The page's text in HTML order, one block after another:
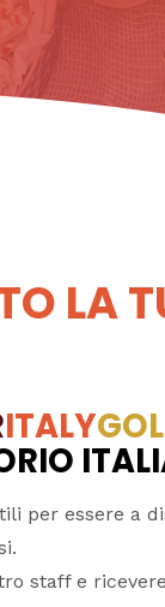
LA
ITALY
per essere a
staff e